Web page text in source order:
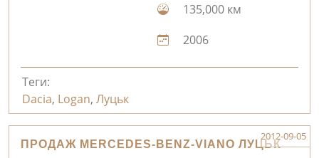
135,000 км
2006
Теги:
Dacia, Logan, Луцьк
ПРОДАЖ MERCEDES-BENZ-VIANO ЛУЦЬК
2012-09-05